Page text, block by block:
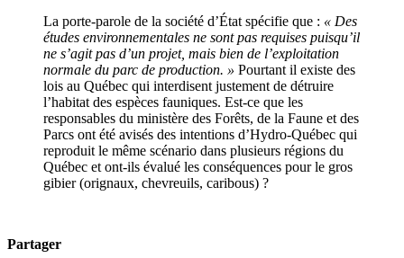
La porte-parole de la société d’État spécifie que : « Des
études environnementales ne sont pas requises puisqu’il
ne s’agit pas d’un projet, mais bien de l’exploitation
normale du parc de production. » Pourtant il existe des
lois au Québec qui interdisent justement de détruire
l’habitat des espèces fauniques. Est-ce que les
responsables du ministère des Forêts, de la Faune et des
Parcs ont été avisés des intentions d’Hydro-Québec qui
reproduit le même scénario dans plusieurs régions du
Québec et ont-ils évalué les conséquences pour le gros
gibier (orignaux, chevreuils, caribous) ?
Partager